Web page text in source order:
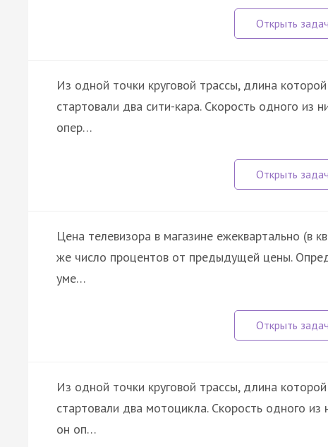
Из одной точки круговой трассы, длина которой
стартовали два сити-кара. Скорость одного из
опер…
Цена телевизора в магазине ежеквартально (в
же число процентов от предыдущей цены.
уме…
Из одной точки круговой трассы, длина которой
стартовали два мотоцикла. Скорость одного из
он оп…